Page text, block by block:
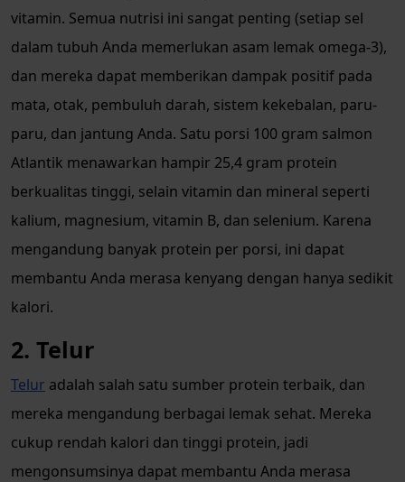
vitamin. Semua nutrisi ini sangat penting (setiap sel
dalam tubuh Anda memerlukan asam lemak omega-3),
dan mereka dapat memberikan dampak positif pada
mata, otak, pembuluh darah, sistem kekebalan, paru-
paru, dan jantung Anda. Satu porsi 100 gram salmon
Atlantik menawarkan hampir 25,4 gram protein
berkualitas tinggi, selain vitamin dan mineral seperti
kalium, magnesium, vitamin B, dan selenium. Karena
mengandung banyak protein per porsi, ini dapat
membantu Anda merasa kenyang dengan hanya sedikit
kalori.
2. Telur
Telur adalah salah satu sumber protein terbaik, dan
mereka mengandung berbagai lemak sehat. Mereka
cukup rendah kalori dan tinggi protein, jadi
mengonsumsinya dapat membantu Anda merasa